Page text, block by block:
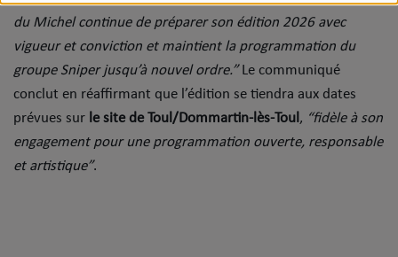
du Michel continue de préparer son édition 2026 avec
vigueur et conviction et maintient la programmation du
groupe Sniper jusqu’à nouvel ordre.”Le communiqué
conclut en réaffirmant que l’édition se tiendra aux dates
prévues sur le site de Toul/Dommartin-lès-Toul , “fidèle à son
engagement pour une programmation ouverte, responsable
et artistique”.